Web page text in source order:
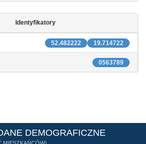
Identyfikatory
19.714722
52.482222
0563789
DEMOGRAFICZNE